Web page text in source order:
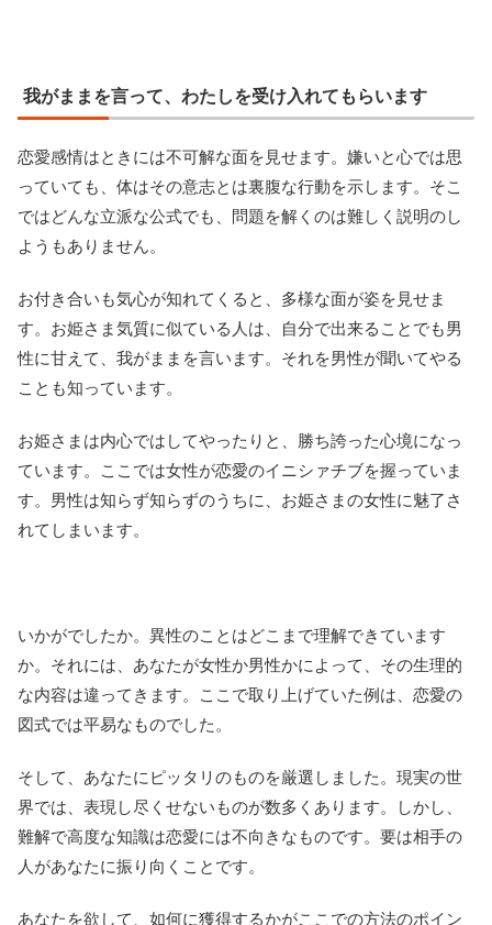
我がままを言って、わたしを受け入れてもらいます
恋愛感情はときには不可解な面を見せます。嫌いと心では思
っていても、体はその意志とは裏腹な行動を示します。そこ
ではどんな立派な公式でも、問題を解くのは難しく説明のし
ようもありません。
お付き合いも気心が知れてくると、多様な面が姿を見せま
す。お姫さま気質に似ている人は、自分で出来ることでも男
性に甘えて、我がままを言います。それを男性が聞いてやる
ことも知っています。
お姫さまは内心ではしてやったりと、勝ち誇った心境になっ
ています。ここでは女性が恋愛のイニシァチブを握っていま
す。男性は知らず知らずのうちに、お姫さまの女性に魅了さ
れてしまいます。
いかがでしたか。異性のことはどこまで理解できています
か。それには、あなたが女性か男性かによって、その生理的
な内容は違ってきます。ここで取り上げていた例は、恋愛の
図式では平易なものでした。
そして、あなたにピッタリのものを厳選しました。現実の世
界では、表現し尽くせないものが数多くあります。しかし、
難解で高度な知識は恋愛には不向きなものです。要は相手の
人があなたに振り向くことです。
あなたを欲して、如何に獲得するかがここでの方法のポイン